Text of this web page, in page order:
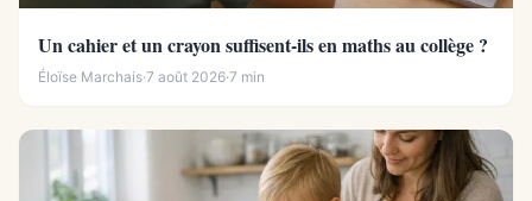
Un cahier et un crayon suffisent-ils en maths au collège ?
Éloïse Marchais·7 août 2026·7 min